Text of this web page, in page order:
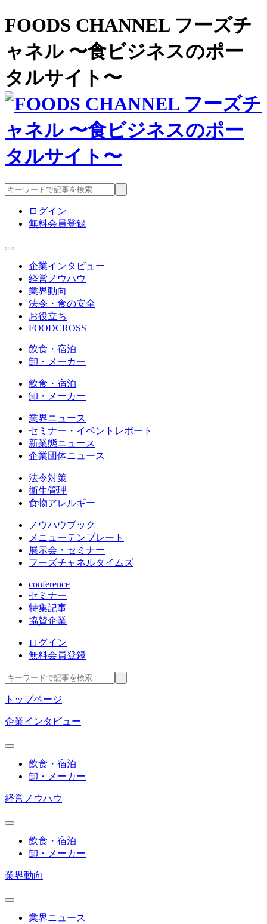
FOODS CHANNEL フーズチ
ャネル 〜食ビジネスのポー
タルサイト〜
ログイン
無料会員登録
企業インタビュー
経営ノウハウ
業界動向
法令・食の安全
お役立ち
FOODCROSS
飲食・宿泊
卸・メーカー
飲食・宿泊
卸・メーカー
業界ニュース
セミナー・イベントレポート
新業態ニュース
企業団体ニュース
法令対策
衛生管理
食物アレルギー
ノウハウブック
メニューテンプレート
展示会・セミナー
フーズチャネルタイムズ
conference
セミナー
特集記事
協賛企業
ログイン
無料会員登録
トップページ
企業インタビュー
飲食・宿泊
卸・メーカー
経営ノウハウ
飲食・宿泊
卸・メーカー
業界動向
業界ニュース